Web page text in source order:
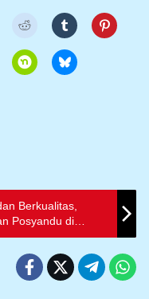
Berkualitas,
Posyandu di